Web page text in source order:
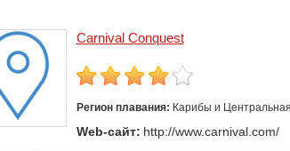
Carnival Conquest
Регион плавания: Карибы и
Web-сайт: http://www.carnival.com/